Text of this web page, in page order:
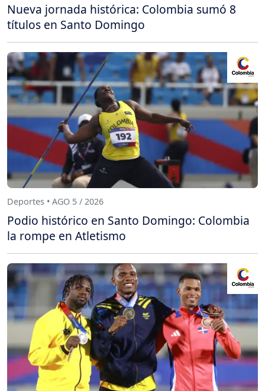
Nueva jornada histórica: Colombia sumó 8
títulos en Santo Domingo
Deportes • AGO 5 / 2026
Podio histórico en Santo Domingo: Colombia
la rompe en Atletismo